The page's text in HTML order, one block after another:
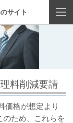
サイト
料削減要請
格が想定より
のため、これらを